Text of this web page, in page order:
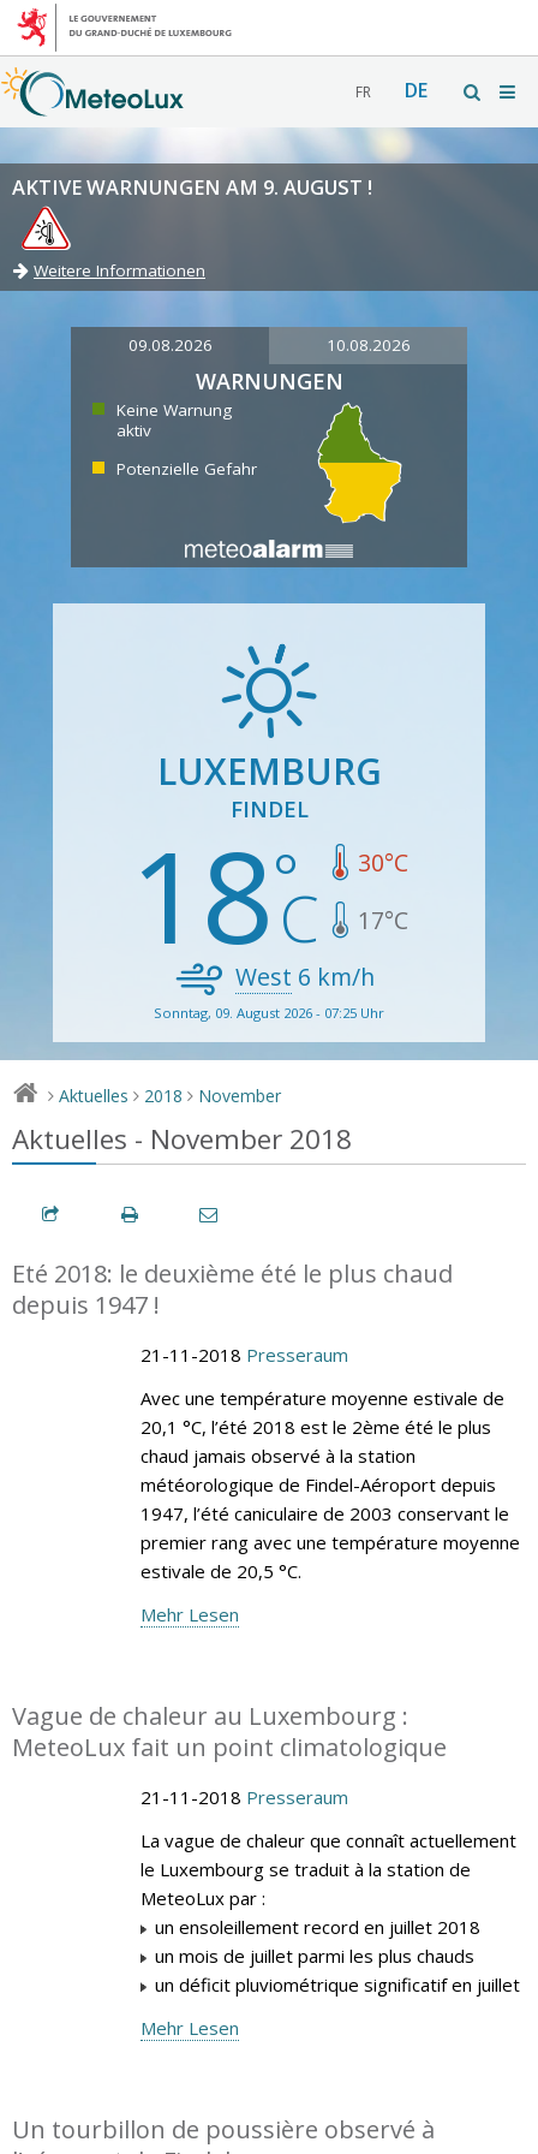
FR DE
AKTIVE WARNUNGEN AM 9. AUGUST !
Weitere Informationen
09.08.2026 10.08.2026
WARNUNGEN
Keine Warnung
aktiv
Potenzielle Gefahr
LUXEMBURG
FINDEL
18 30°C
17°C
West 6 km/h
Sonntag, 09. August 2026 - 07:25 Uhr
> Aktuelles > 2018 > November
Aktuelles - November 2018
Eté 2018: le deuxième été le plus chaud
depuis 1947 !
21-11-2018 Presseraum
Avec une température moyenne estivale de
20,1 °C, l’été 2018 est le 2ème été le plus
chaud jamais observé à la station
météorologique de Findel-Aéroport depuis
1947, l’été caniculaire de 2003 conservant le
premier rang avec une température moyenne
estivale de 20,5 °C.
Mehr Lesen
Vague de chaleur au Luxembourg :
MeteoLux fait un point climatologique
21-11-2018 Presseraum
La vague de chaleur que connaît actuellement
le Luxembourg se traduit à la station de
MeteoLux par :
un ensoleillement record en juillet 2018
un mois de juillet parmi les plus chauds
un déficit pluviométrique significatif en juillet
Mehr Lesen
Un tourbillon de poussière observé à